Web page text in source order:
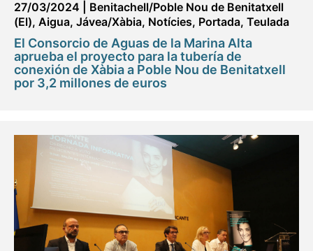
27/03/2024
Benitachell/Poble Nou de Benitatxell
(El), Aigua, Jávea/Xàbia, Notícies, Portada, Teulada
El Consorcio de Aguas de la Marina Alta
aprueba el proyecto para la tubería de
conexión de Xàbia a Poble Nou de Benitatxell
por 3,2 millones de euros